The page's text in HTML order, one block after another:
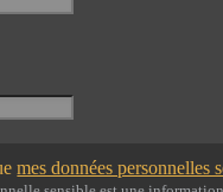
mes données personnelles